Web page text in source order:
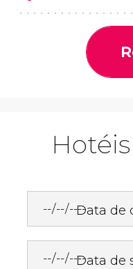
Data de
Data de